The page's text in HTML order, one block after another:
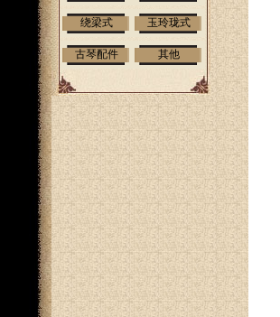
绕梁式 玉玲珑式
古琴配件 其他